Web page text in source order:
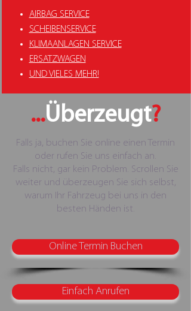
AIRBAG SERVICE
SCHEIBENSERVICE
KLIMAANLAGEN SERVICE
ERSATZWAGEN
UND VIELES MEHR!
...Überzeugt?
Falls ja, buchen Sie online einen Termin
oder rufen Sie uns einfach an.
Falls nicht, gar kein Problem. Scrollen Sie
weiter und überzeugen Sie sich selbst,
warum Ihr Fahrzeug bei uns in den
besten Händen ist.
Online Termin Buchen
Einfach Anrufen